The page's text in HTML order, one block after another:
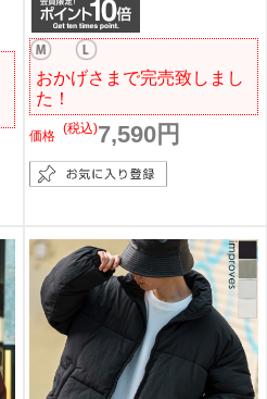
おかげさまで完売致しまし
た！
価格 7,590円
(税込)